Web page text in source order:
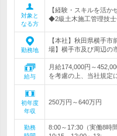
対象と
なる方
【経験・スキルを活
◆2級土木施工管理技士
勤務地
【本社】秋田県横手
場】横手市及び周辺
給与
月給174,000円～
を考慮の上、当社規定
初年度
年収
250万円～640万円
勤務
8:00～17:30（実働8時